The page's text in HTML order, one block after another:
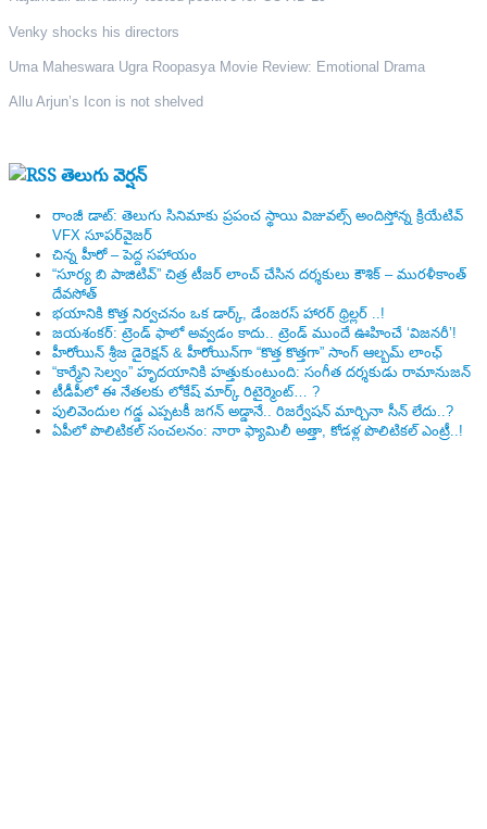
Venky shocks his directors
Uma Maheswara Ugra Roopasya Movie Review: Emotional Drama
Allu Arjun’s Icon is not shelved
తెలుగు వెర్షన్
రాంజీ డాట్: తెలుగు సినిమాకు ప్రపంచ స్థాయి విజువల్స్ అందిస్తోన్న క్రియేటివ్
VFX సూపర్‌వైజర్
చిన్న హీరో – పెద్ద సహాయం
“సూర్య బి పాజిటివ్” చిత్ర టీజర్ లాంచ్ చేసిన‌ దర్శకులు కౌశిక్ – మురళీకాంత్
దేవసోత్
భయానికి కొత్త నిర్వచనం ఒక డార్క్, డేంజరస్ హారర్ థ్రిల్లర్ ..!
జయశంకర్: ట్రెండ్‌ ఫాలో అవ్వడం కాదు.. ట్రెండ్‌ ముందే ఊహించే ‘విజనరీ’!
హీరోయిన్ శ్రీజ డైరెక్ష‌న్ & హీరోయిన్‌గా “కొత్త కొత్తగా” సాంగ్ ఆల్బమ్ లాంఛ్
“కార్మేని సెల్వం” హృదయానికి హత్తుకుంటుంది: సంగీత దర్శకుడు రామానుజన్
టీడీపీలో ఈ నేత‌ల‌కు లోకేష్ మార్క్ రిటైర్మెంట్‌… ?
పులివెందుల గ‌డ్డ ఎప్ప‌ట‌కీ జ‌గ‌న్ అడ్డానే.. రిజ‌ర్వేష‌న్ మార్చినా సీన్ లేదు..?
ఏపీలో పొలిటిక‌ల్ సంచ‌ల‌నం: నారా ఫ్యామిలీ అత్తా, కోడ‌ళ్ల పొలిటికల్ ఎంట్రీ..!